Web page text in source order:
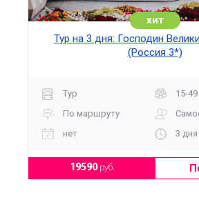
хит
Тур на 3 дня: Господин
(Россия 3*)
Тур
15-
По маршруту
нет
3 дня
19590руб.